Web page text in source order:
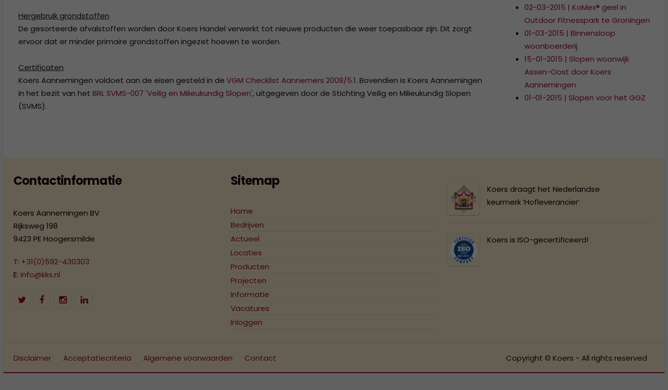
Hergebruik grondstoffen
De gesorteerde afvalstoffen worden door Koers Handel verwerkt tot nieuwe producten die weer toepasbaar zijn. Dit zorgt
ervoor dat er minder primaire grondstoffen ingezet hoeven te worden.
Certificaten
Koers Aannemingen voldoet aan de eisen gesteld in de VGM Checklist Aannemers 2008/5.1. Bovendien is Koers Aannemingen
in het bezit van het BRL SVMS-007 'Veilig en Milieukundig Slopen', uitgegeven door de Stichting Veilig en Milieukundig Slopen
(SVMS).
02-03-2015 | KoMex® geel in
Outdoor Fitnesspark te Groningen
01-03-2015 | Binnensloop
woonboerderij
15-01-2015 | Slopen woonwijk
Assen-Oost door Koers
Aannemingen
01-01-2015 | Slopen voor het GGZ
Contactinformatie
Koers Aannemingen BV
Rijksweg 198
9423 PE Hoogersmilde
T: +31(0)592-430303
E: info@kks.nl
Sitemap
Home
Bedrijven
Actueel
Locaties
Producten
Projecten
Informatie
Vacatures
Inloggen
Koers draagt het Nederlandse
keurmerk ‘Hofleverancier’
Koers is ISO-gecertificeerd!
Disclaimer Acceptatiecriteria Algemene voorwaarden Contact Copyright © Koers - All rights reserved